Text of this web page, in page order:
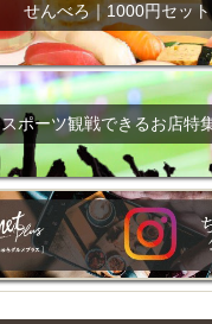
せんべろ｜1000円セット
スポーツ観戦できるお店特